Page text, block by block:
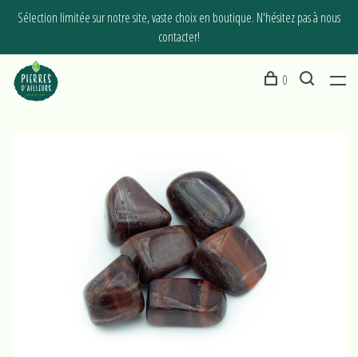
Sélection limitée sur notre site, vaste choix en boutique. N'hésitez pas à nous
contacter!
0